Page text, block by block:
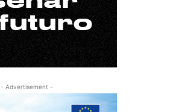
- Advertisement -